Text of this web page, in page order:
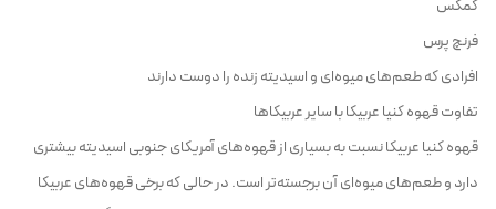
کمکس
فرنچ پرس
افرادی که طعم‌های میوه‌ای و اسیدیته زنده را دوست دارند
تفاوت قهوه کنیا عربیکا با سایر عربیکاها
قهوه کنیا عربیکا نسبت به بسیاری از قهوه‌های آمریکای جنوبی اسیدیته بیشتری
دارد و طعم‌های میوه‌ای آن برجسته‌تر است. در حالی که برخی قهوه‌های عربیکا